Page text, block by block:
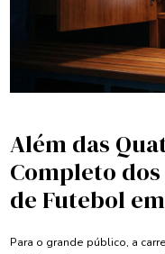
Além das
Completo
de Futebol
Para o grande público, a